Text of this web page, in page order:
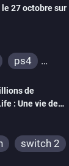
27 octobre sur
ps4
ps3
2
de
: Une vie de
switch 2